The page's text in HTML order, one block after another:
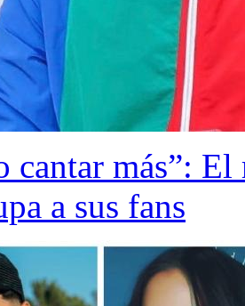
cantar más”:
a sus fans